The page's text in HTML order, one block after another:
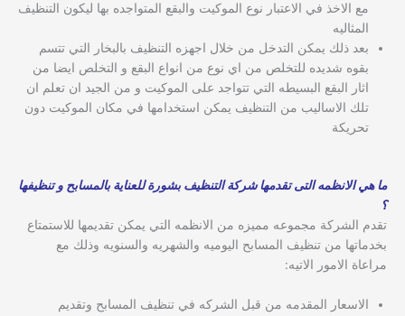
مع الاخذ في الاعتبار نوع الموكيت والبقع المتواجده بها ليكون التنظيف
المثاليه
بعد ذلك يمكن التدخل من خلال اجهزه التنظيف بالبخار التي تتسم
بقوه شديده للتخلص من اي نوع من انواع البقع و التخلص ايضا من
اثار البقع البسيطه التي تتواجد على الموكيت و من الجيد ان تعلم ان
تلك الاساليب من التنظيف يمكن استخدامها في مكان الموكيت دون
تحريكة
ما هي الانظمه التى تقدمها شركة التنظيف بشورة للعناية بالمسابح و تنظيفها
؟
تقدم الشركة مجموعه مميزه من الانظمه التي يمكن تقديمها للاستمتاع
بخدماتها من تنظيف المسابح اليوميه والشهريه والسنويه وذلك مع
مراعاة الامور الاتيه:
الاسعار المقدمه من قبل الشركه في تنظيف المسابح وتقديم